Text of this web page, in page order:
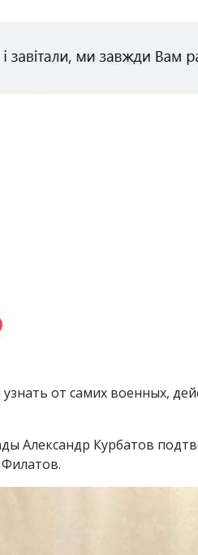
от самих военных,
Александр Курбатов